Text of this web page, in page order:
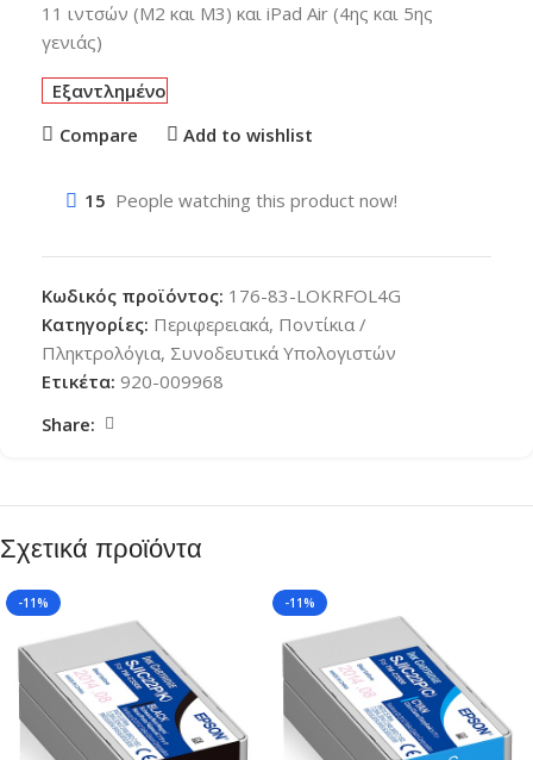
11 ιντσών (M2 και M3) και iPad Air (4ης και 5ης
γενιάς)
Εξαντλημένο
Compare
Add to wishlist
15 People watching this product now!
Κωδικός προϊόντος: 176-83-LOKRFOL4G
Κατηγορίες: Περιφερειακά, Ποντίκια /
Πληκτρολόγια, Συνοδευτικά Υπολογιστών
Ετικέτα: 920-009968
Share:
Σχετικά προϊόντα
-11% -11%